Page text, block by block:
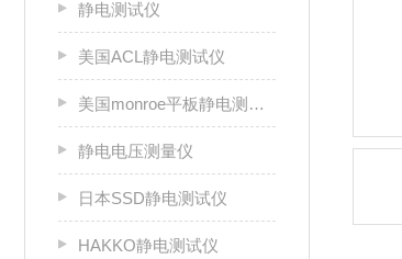
静电测试仪
美国ACL静电测试仪
美国monroe平板静电测试仪
静电电压测量仪
日本SSD静电测试仪
HAKKO静电测试仪